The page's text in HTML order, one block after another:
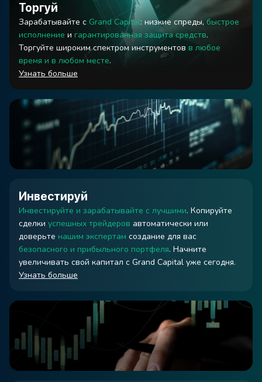
Торгуй
Зарабатывайте с Grand Capital: низкие спреды, быстрое
исполнение и гарантированная защита средств.
Торгуйте широким спектром инструментов в любое
время и в любом месте.
Узнать больше
Инвестируй
Инвестируйте и зарабатывайте с лучшими. Копируйте
сделки успешных трейдеров автоматически или
доверьте нашим экспертам создание для вас
безопасного и прибыльного портфеля. Начните
увеличивать свой капитал с Grand Capital уже сегодня.
Узнать больше